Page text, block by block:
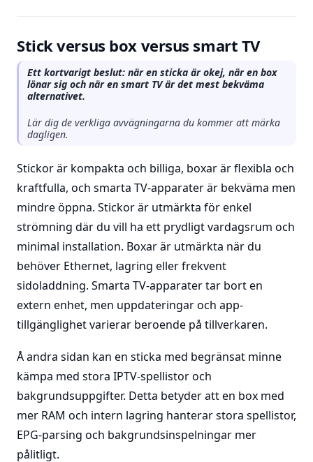
Stick versus box versus smart TV
Ett kortvarigt beslut: när en sticka är okej, när en box
lönar sig och när en smart TV är det mest bekväma
alternativet.
Lär dig de verkliga avvägningarna du kommer att märka
dagligen.
Stickor är kompakta och billiga, boxar är flexibla och
kraftfulla, och smarta TV-apparater är bekväma men
mindre öppna. Stickor är utmärkta för enkel
strömning där du vill ha ett prydligt vardagsrum och
minimal installation. Boxar är utmärkta när du
behöver Ethernet, lagring eller frekvent
sidoladdning. Smarta TV-apparater tar bort en
extern enhet, men uppdateringar och app-
tillgänglighet varierar beroende på tillverkaren.
Å andra sidan kan en sticka med begränsat minne
kämpa med stora IPTV-spellistor och
bakgrundsuppgifter. Detta betyder att en box med
mer RAM och intern lagring hanterar stora spellistor,
EPG-parsing och bakgrundsinspelningar mer
pålitligt.